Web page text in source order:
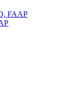
FAAP